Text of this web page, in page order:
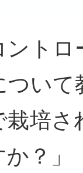
ント
つい
栽培
？」